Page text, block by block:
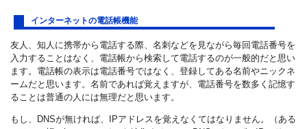
インターネットの電話帳機能
友人、知人に携帯から電話する際、名刺などを見ながら毎回電話番号を
入力することはなく、電話帳から検索して電話するのが一般的だと思い
ます。電話帳の表示は電話番号ではなく、登録してある名前やニックネ
ームだと思います。名前であれば覚えますが、電話番号を数多く記憶す
ることは普通の人には無理だと思います。
もし、DNSが無ければ、IPアドレスを覚えなくてはなりません。（ある